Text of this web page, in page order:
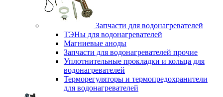
Запчасти для водонагревателей
ТЭНы для водонагревателей
Магниевые аноды
Запчасти для водонагревателей прочие
Уплотнительные прокладки и кольца для
водонагревателей
Терморегуляторы и термопредохранители
для водонагревателей